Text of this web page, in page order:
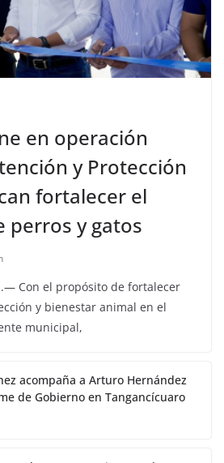
en operación
y Protección
fortalecer el
perros y gatos
Con el propósito de fortalecer
y bienestar animal en el
municipal,
acompaña a Arturo Hernández
de Gobierno en Tangancícuaro